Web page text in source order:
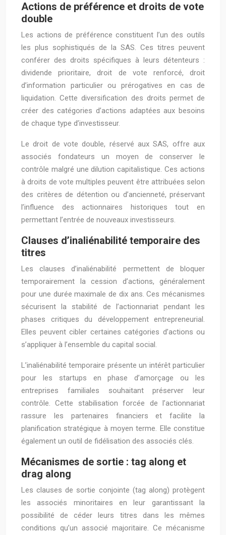
Actions de préférence et droits de vote
double
Les actions de préférence constituent l’un des outils
les plus sophistiqués de la SAS. Ces titres peuvent
conférer des droits spécifiques à leurs détenteurs :
dividende prioritaire, droit de vote renforcé, droit
d’information particulier ou prérogatives en cas de
liquidation. Cette diversification des droits permet de
créer des catégories d’actions adaptées aux besoins
de chaque type d’investisseur.
Le droit de vote double, réservé aux SAS, offre aux
associés fondateurs un moyen de conserver le
contrôle malgré une dilution capitalistique. Ces actions
à droits de vote multiples peuvent être attribuées selon
des critères de détention ou d’ancienneté, préservant
l’influence des actionnaires historiques tout en
permettant l’entrée de nouveaux investisseurs.
Clauses d’inaliénabilité temporaire des
titres
Les clauses d’inaliénabilité permettent de bloquer
temporairement la cession d’actions, généralement
pour une durée maximale de dix ans. Ces mécanismes
sécurisent la stabilité de l’actionnariat pendant les
phases critiques du développement entrepreneurial.
Elles peuvent cibler certaines catégories d’actions ou
s’appliquer à l’ensemble du capital social.
L’inaliénabilité temporaire présente un intérêt particulier
pour les startups en phase d’amorçage ou les
entreprises familiales souhaitant préserver leur
contrôle. Cette stabilisation forcée de l’actionnariat
rassure les partenaires financiers et facilite la
planification stratégique à moyen terme. Elle constitue
également un outil de fidélisation des associés clés.
Mécanismes de sortie : tag along et
drag along
Les clauses de sortie conjointe (tag along) protègent
les associés minoritaires en leur garantissant la
possibilité de céder leurs titres dans les mêmes
conditions qu’un associé majoritaire. Ce mécanisme